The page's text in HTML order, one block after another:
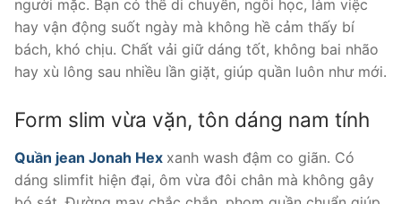
người mặc. Bạn có thể di chuyển, ngồi học, làm việc
hay vận động suốt ngày mà không hề cảm thấy bí
bách, khó chịu. Chất vải giữ dáng tốt, không bai nhão
hay xù lông sau nhiều lần giặt, giúp quần luôn như mới.
Form slim vừa vặn, tôn dáng nam tính
Quần jean Jonah Hex xanh wash đậm co giãn. Có
dáng slimfit hiện đại, ôm vừa đôi chân mà không gây